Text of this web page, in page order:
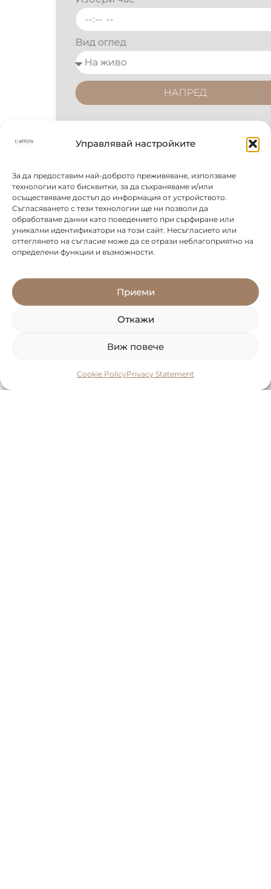
Управлявай настройките
За да предоставим най-доброто преживяване, използваме
технологии като бисквитки, за да съхраняваме и/или
осъществяваме достъп до информация от устройството.
Съгласяването с тези технологии ще ни позволи да
обработваме данни като поведението при сърфиране или
уникални идентификатори на този сайт. Несъгласието или
оттеглянето на съгласие може да се отрази неблагоприятно на
определени функции и възможности.
Приеми
Откажи
Виж повече
Cookie PolicyPrivacy Statement
Вид оглед